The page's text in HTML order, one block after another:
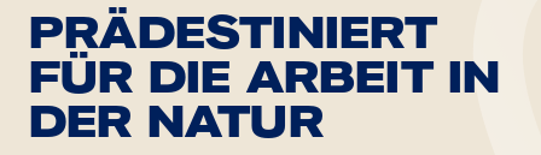
PRÄDESTINIERT
FÜR DIE ARBEIT IN
DER NATUR